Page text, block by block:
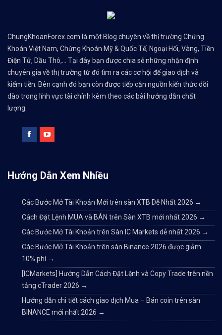
ChungKhoanForex.com là một Blog chuyên về thị trường Chứng
Khoán Việt Nam, Chứng Khoán Mỹ & Quốc Tế, Ngoại Hối, Vàng, Tiền
Điện Tử, Dầu Thô,... Tại đây bạn được chia sẻ những nhận định
chuyên gia về thị trường từ đó tìm ra các cơ hội để giao dịch và
kiếm tiền. Bên cạnh đó bạn còn được tiếp cận nguồn kiến thức dồi
dào trong lĩnh vực tài chính kèm theo các bài hướng dẫn chất
lượng.
Hướng Dẫn Xem Nhiều
Các Bước Mở Tài Khoản Mới trên sàn XTB Dễ Nhất 2026 →
Cách Đặt Lệnh MUA và BÁN trên Sàn XTB mới nhất 2026 →
Các Bước Mở Tài Khoản trên Sàn IC Markets dễ nhất 2026 →
Các Bước Mở Tài Khoản trên sàn Binance 2026 được giảm
10% phí →
[ICMarkets] Hướng Dẫn Cách Đặt Lệnh và Copy Trade trên nền
tảng cTrader 2026 →
Hướng dẫn chi tiết cách giao dịch Mua – Bán coin trên sàn
BINANCE mới nhất 2026 →